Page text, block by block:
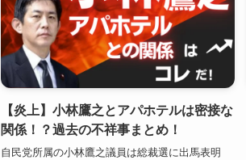
【炎上】小林鷹之とアパホテルは密接な
関係！？過去の不祥事まとめ！
自民党所属の小林鷹之議員は総裁選に出馬表明